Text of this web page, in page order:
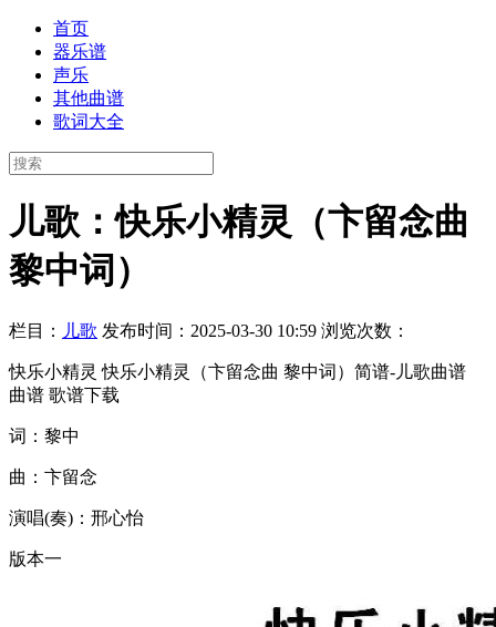
首页
器乐谱
声乐
其他曲谱
歌词大全
儿歌：快乐小精灵（卞留念曲
黎中词）
栏目： 儿歌 发布时间：2025-03-30 10:59 浏览次数：
快乐小精灵 快乐小精灵（卞留念曲 黎中词）简谱-儿歌曲谱
曲谱 歌谱下载
词：黎中
曲：卞留念
演唱(奏)：邢心怡
版本一